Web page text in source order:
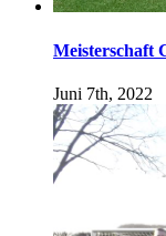
Meisterschaft
Juni 7th, 2022